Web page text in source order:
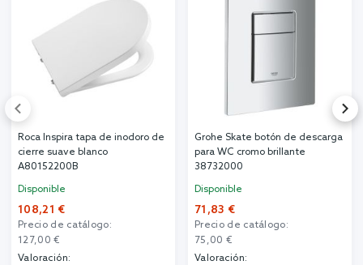
Roca Inspira tapa de inodoro de
cierre suave blanco
A80152200B
Disponible
108,21 €
Precio de catálogo:
127,00 €
Valoración:
Grohe Skate botón de descarga
para WC cromo brillante
38732000
Disponible
71,83 €
Precio de catálogo:
75,00 €
Valoración: